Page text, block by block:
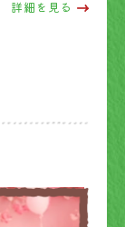
詳細を見る